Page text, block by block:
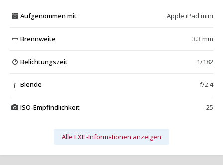
Aufgenommen mit Apple iPad mini
Brennweite 3.3 mm
Belichtungszeit 1/182
f Blende f/2.4
ISO-Empfindlichkeit 25
Alle EXIF-Informationen anzeigen